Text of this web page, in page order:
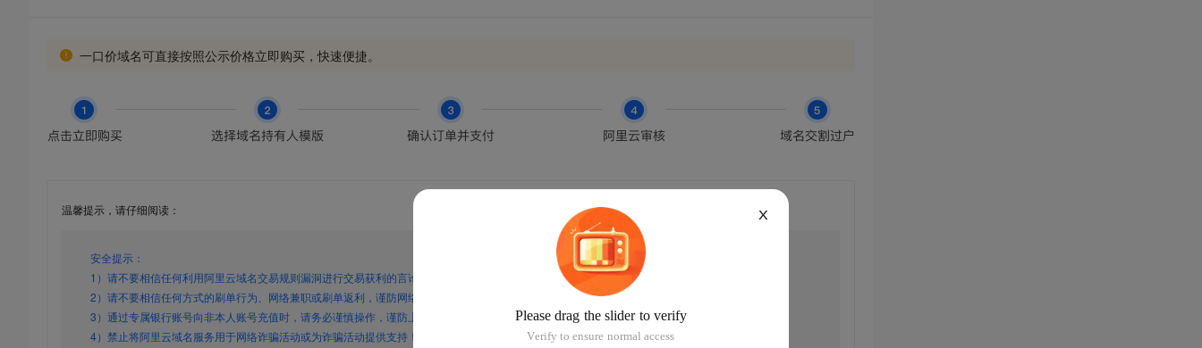
一口价域名可直接按照公示价格立即购买，快速便捷。
温馨提示，请仔细阅读：
安全提示：
1）请不要相信任何利用阿里云域名交易规则漏洞进行交易获利的言论，谨防上当受骗！
2）请不要相信任何方式的刷单行为、网络兼职或刷单返利，谨防网络诈骗！
3）通过专属银行账号向非本人账号充值时，请务必谨慎操作，谨防上当受骗！
4）禁止将阿里云域名服务用于网络诈骗活动或为诈骗活动提供支持！
X